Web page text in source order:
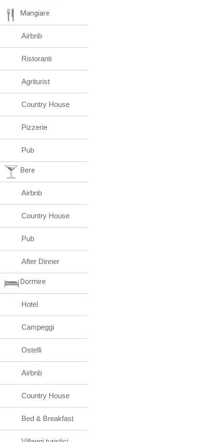
Mangiare
Airbnb
Ristoranti
Agriturist
Country House
Pizzerie
Pub
Bere
Airbnb
Country House
Pub
After Dinner
Dormire
Hotel
Campeggi
Ostelli
Airbnb
Country House
Bed & Breakfast